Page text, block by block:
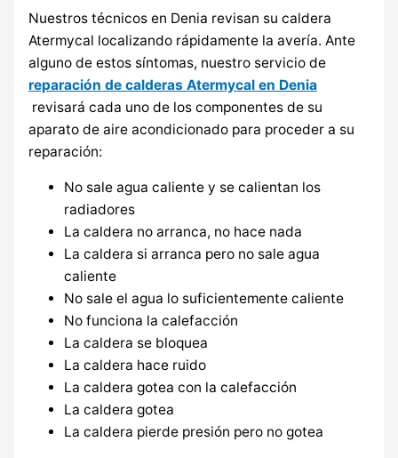
Nuestros técnicos en Denia revisan su caldera
Atermycal localizando rápidamente la avería. Ante
alguno de estos síntomas, nuestro servicio de
reparación de calderas Atermycal en Denia
revisará cada uno de los componentes de su
aparato de aire acondicionado para proceder a su
reparación:
No sale agua caliente y se calientan los
radiadores
La caldera no arranca, no hace nada
La caldera si arranca pero no sale agua
caliente
No sale el agua lo suficientemente caliente
No funciona la calefacción
La caldera se bloquea
La caldera hace ruido
La caldera gotea con la calefacción
La caldera gotea
La caldera pierde presión pero no gotea